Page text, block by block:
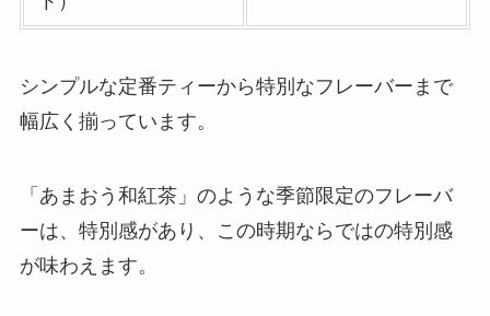
クアウト(お持ち帰
紹介
デニーズのテイクア
シンプルな定番ティーから特別なフレーバーまで
幅広く揃っています。
「あまおう和紅茶」のような季節限定のフレーバ
ーは、特別感があり、この時期ならではの特別感
が味わえます。